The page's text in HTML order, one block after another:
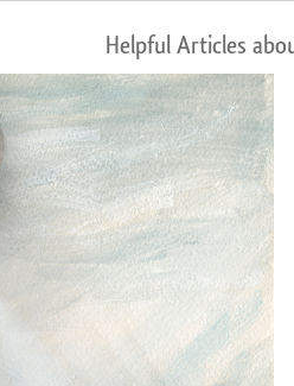
Helpful Articles